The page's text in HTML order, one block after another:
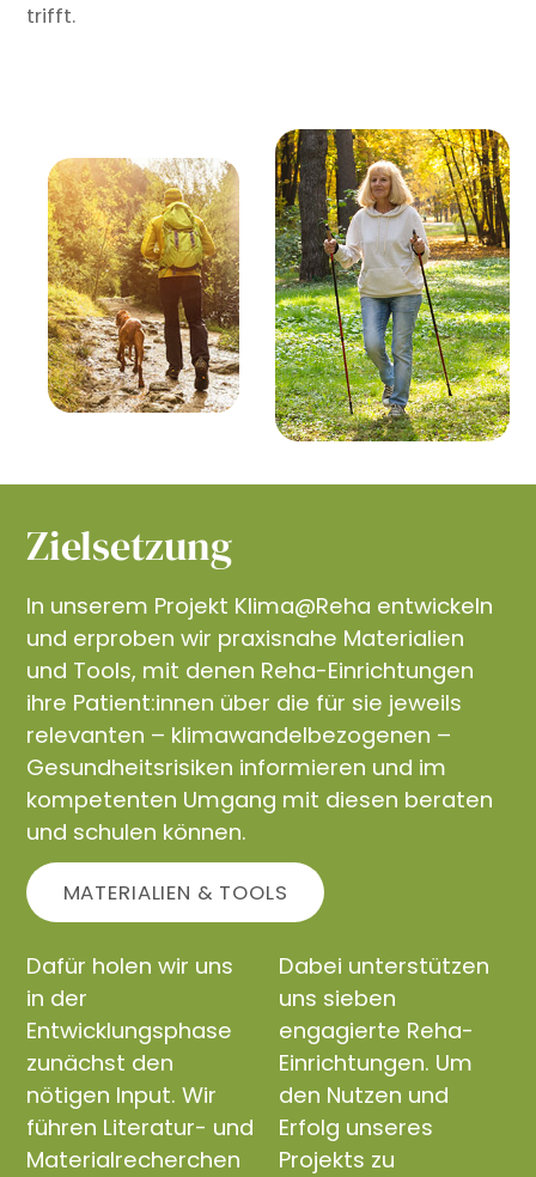
trifft.
Zielsetzung
In unserem Projekt Klima@Reha entwickeln
und erproben wir praxisnahe Materialien
und Tools, mit denen Reha-Einrichtungen
ihre Patient:innen über die für sie jeweils
relevanten – klimawandelbezogenen –
Gesundheitsrisiken informieren und im
kompetenten Umgang mit diesen beraten
und schulen können.
MATERIALIEN & TOOLS
Dafür holen wir uns
in der
Entwicklungsphase
zunächst den
nötigen Input. Wir
führen Literatur- und
Materialrecherchen
Dabei unterstützen
uns sieben
engagierte Reha-
Einrichtungen. Um
den Nutzen und
Erfolg unseres
Projekts zu